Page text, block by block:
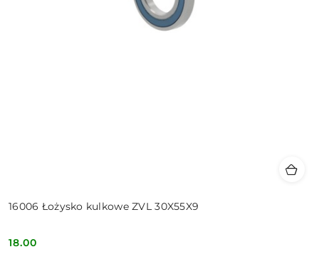
16006 Łożysko kulkowe ZVL 30X55X9
Cena:
18.00